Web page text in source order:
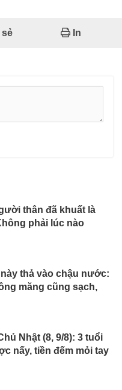
sẻ In
thân đã khuất là
phải lúc nào
thả vào chậu nước:
măng cũng sạch,
Nhật (8, 9/8): 3 tuổi
nấy, tiền đếm mỏi tay